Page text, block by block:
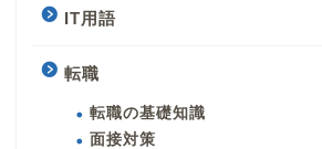
IT用語
転職
転職の基礎知識
面接対策